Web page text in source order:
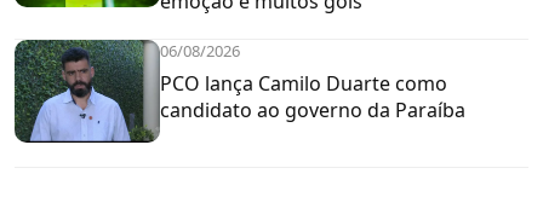
06/08/2026
PCO lança Camilo Duarte como
candidato ao governo da Paraíba